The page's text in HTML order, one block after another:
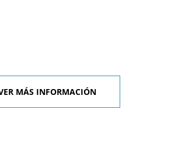
MÁS INFORMACIÓN